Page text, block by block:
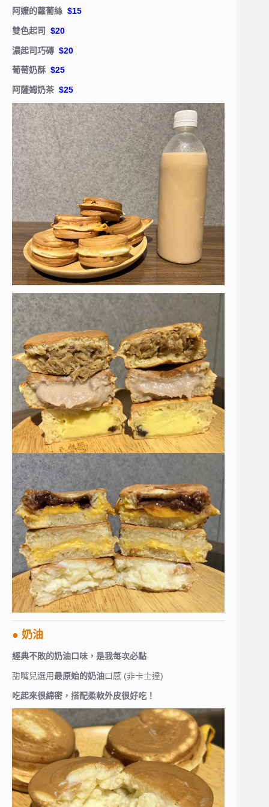
阿嬤的蘿蔔絲 $15
雙色起司 $20
濃起司巧磚 $20
葡萄奶酥 $25
阿薩姆奶茶 $25
● 奶油
經典不敗的奶油口味，是我每次必點
甜嘴兒選用最原始的奶油口感 (非卡士達)
吃起來很綿密，搭配柔軟外皮很好吃！